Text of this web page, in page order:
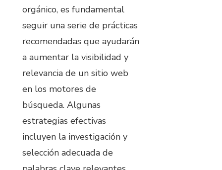
orgánico, es fundamental
seguir una serie de prácticas
recomendadas que ayudarán
a aumentar la visibilidad y
relevancia de un sitio web
en los motores de
búsqueda. Algunas
estrategias efectivas
incluyen la investigación y
selección adecuada de